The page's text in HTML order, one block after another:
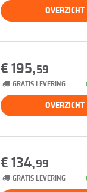
OVERZICHT
€ 195,59
GRATIS LEVERING
OVERZICHT
€ 134,99
GRATIS LEVERING